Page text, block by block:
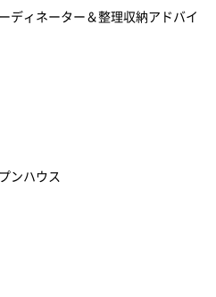
ディネーター＆整理収納アドバイ
ンハウス